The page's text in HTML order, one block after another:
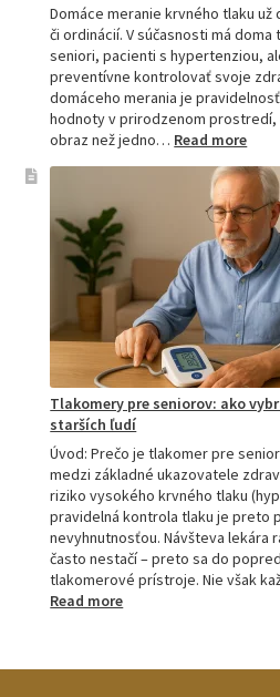
Domáce meranie krvného tlaku
či ordinácií. V súčasnosti má
seniori, pacienti s hypertenziou,
preventívne kontrolovať svoje
domáceho merania je
hodnoty v prirodzenom prostredí,
obraz než jedno… Read more:
M2,
M3,
M6
a
M7
Tlakomery pre seniorov: ako
starších ľudí
Úvod: Prečo je tlakomer pre
medzi základné ukazovatele
riziko vysokého krvného tlaku
pravidelná kontrola tlaku je preto
nevyhnutnosťou. Návšteva lekára
často nestačí – preto sa do
tlakomerové prístroje. Nie však
Read more: